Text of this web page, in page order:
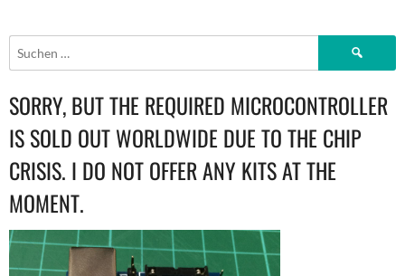
Suchen
SORRY, BUT THE REQUIRED MICROCONTROLLER
IS SOLD OUT WORLDWIDE DUE TO THE CHIP
CRISIS. I DO NOT OFFER ANY KITS AT THE
MOMENT.